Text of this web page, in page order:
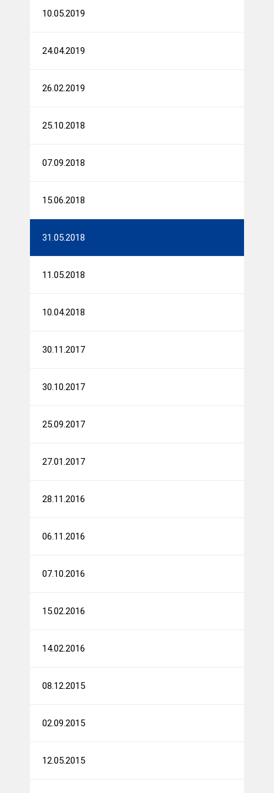
10.05.2019
24.04.2019
26.02.2019
25.10.2018
07.09.2018
15.06.2018
31.05.2018
11.05.2018
10.04.2018
30.11.2017
30.10.2017
25.09.2017
27.01.2017
28.11.2016
06.11.2016
07.10.2016
15.02.2016
14.02.2016
08.12.2015
02.09.2015
12.05.2015